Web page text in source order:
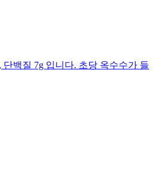
단백질 7g 입니다. 초당 옥수수가 들